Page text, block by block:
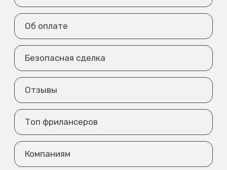
Об оплате
Безопасная сделка
Отзывы
Топ фрилансеров
Компаниям